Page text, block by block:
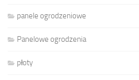
panele ogrodzeniowe
Panelowe ogrodzenia
płoty